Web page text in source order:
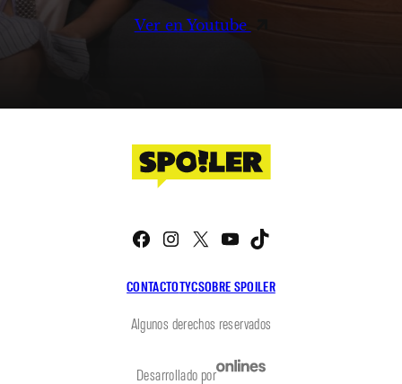
Ver en Youtube
CONTACTOTYCSOBRE SPOILER
Facebook
Instagram
X YouTube
Algunos derechos reservados
Desarrollado por